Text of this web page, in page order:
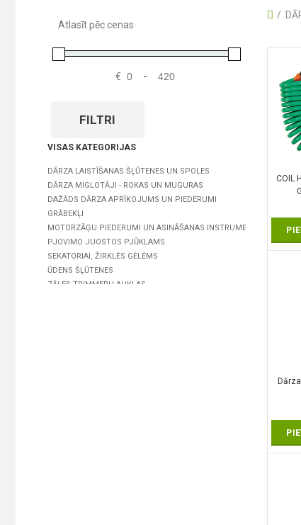
Atlasīt pēc cenas
€ -
FILTRI
VISAS KATEGORIJAS
DĀRZA LAISTĪŠANAS ŠĻŪTENES UN SPOLES
DĀRZA MIGLOTĀJI - ROKAS UN MUGURAS
DAŽĀDS DĀRZA APRĪKOJUMS UN PIEDERUMI
GRĀBEKĻI
MOTORZĀĢU PIEDERUMI UN ASINĀŠANAS INSTRUMENTI
PJOVIMO JUOSTOS PJŪKLAMS
SEKATORIAI, ŽIRKLĖS GĖLĖMS
ŪDENS ŠĻŪTENES
ZĀLES TRIMMERU AUKLAS
COIL